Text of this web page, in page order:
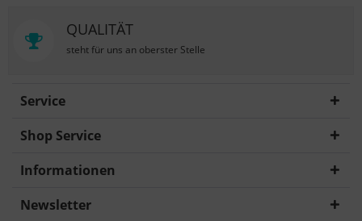
QUALITÄT
steht für uns an oberster Stelle
Service
Shop Service
Informationen
Newsletter